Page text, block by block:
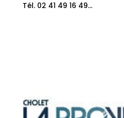
Tél. 02 41 49 16 49...